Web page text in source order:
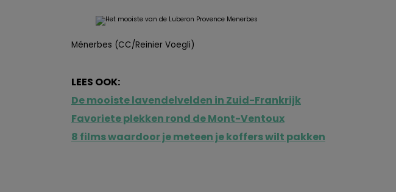
Ménerbes (CC/Reinier Voegli)
LEES OOK:
De mooiste lavendelvelden in Zuid-Frankrijk
Favoriete plekken rond de Mont-Ventoux
8 films waardoor je meteen je koffers wilt pakken